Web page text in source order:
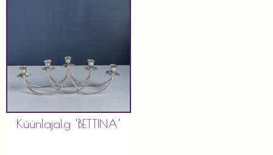
Küünlajalg ‘BETTINA’